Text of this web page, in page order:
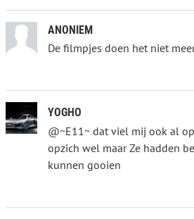
ANONIEM
De filmpjes doen het niet
YOGHO
@~E11~ dat viel mij ook al
opzich wel maar Ze hadden
kunnen gooien